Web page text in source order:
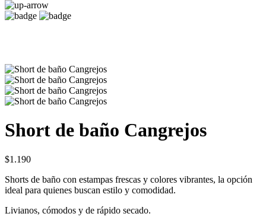
Short de baño Cangrejos
$1.190
Shorts de baño con estampas frescas y colores vibrantes, la opción
ideal para quienes buscan estilo y comodidad.
Livianos, cómodos y de rápido secado.